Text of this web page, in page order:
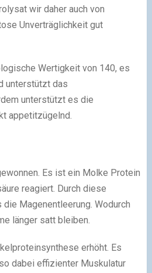
wir daher auch von
Unverträglichkeit gut
Wertigkeit von 140, es
unterstützt das
unterstützt es die
appetitzügelnd.
Es ist ein Molke Protein
reagiert. Durch diese
Magenentleerung. Wodurch
länger satt bleiben.
erhöht. Es
dabei effizienter Muskulatur